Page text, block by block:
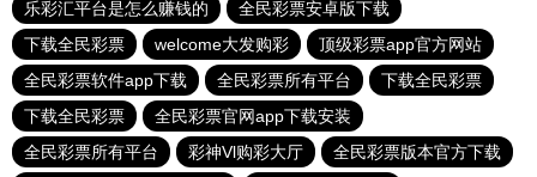
乐彩汇平台是怎么赚钱的
全民彩票安卓版下载
下载全民彩票
welcome大发购彩
顶级彩票app官方网站
全民彩票软件app下载
全民彩票所有平台
下载全民彩票
下载全民彩票
全民彩票官网app下载安装
全民彩票所有平台
彩神Vl购彩大厅
全民彩票版本官方下载